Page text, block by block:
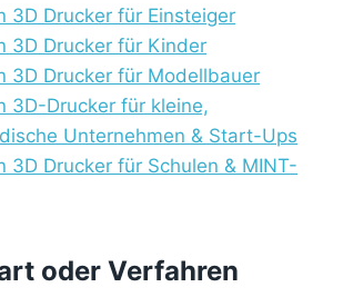
3D Drucker für Einsteiger
3D Drucker für Kinder
3D Drucker für Modellbauer
3D-Drucker für kleine,
Unternehmen & Start-Ups
3D Drucker für Schulen & MINT-
oder Verfahren